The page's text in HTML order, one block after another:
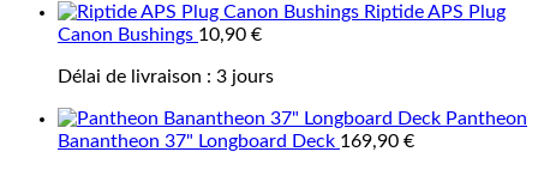
Riptide APS Plug
Canon Bushings 10,90 €
Délai de livraison : 3 jours
Pantheon
Banantheon 37" Longboard Deck 169,90 €